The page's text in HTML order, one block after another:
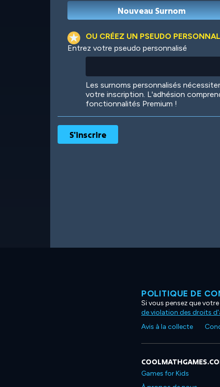
Ooh! Aah!
OU CRÉEZ UN PSEUDO
Entrez votre pseudo personnalisé
Les surnoms personnalisés
votre inscription. L'adhésion
fonctionnalités Premium !
POLITIQUE DE
Si vous pensez que
de violation des droits
Avis à la collecte
Games for Kids